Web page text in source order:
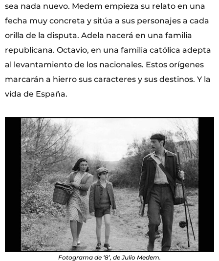
sea nada nuevo. Medem empieza su relato en una
fecha muy concreta y sitúa a sus personajes a cada
orilla de la disputa. Adela nacerá en una familia
republicana. Octavio, en una familia católica adepta
al levantamiento de los nacionales. Estos orígenes
marcarán a hierro sus caracteres y sus destinos. Y la
vida de España.
Fotograma de ‘8’, de Julio Medem.